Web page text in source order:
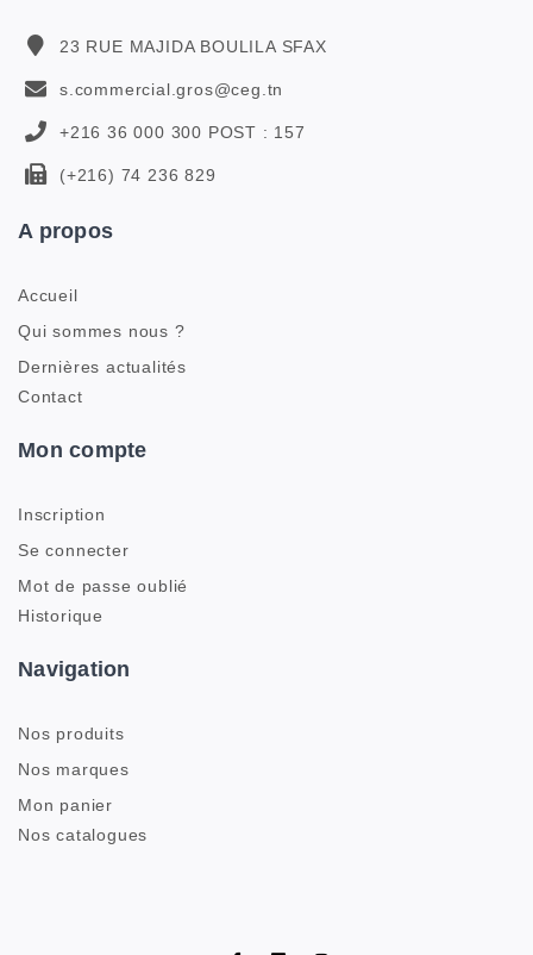
23 RUE MAJIDA BOULILA SFAX
s.commercial.gros@ceg.tn
+216 36 000 300 POST : 157
(+216) 74 236 829
A propos
Accueil
Qui sommes nous ?
Dernières actualités
Contact
Mon compte
Inscription
Se connecter
Mot de passe oublié
Historique
Navigation
Nos produits
Nos marques
Mon panier
Nos catalogues